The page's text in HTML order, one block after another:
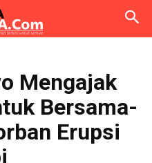
Mengajak
Bersama-
Erupsi